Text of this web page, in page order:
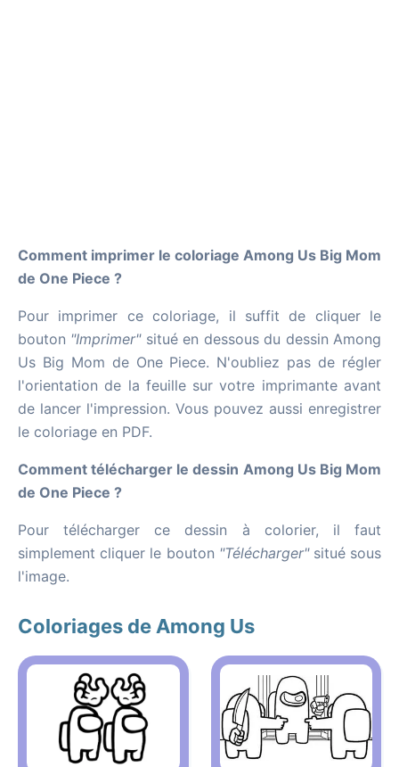
Comment imprimer le coloriage Among Us Big Mom
de One Piece ?
Pour imprimer ce coloriage, il suffit de cliquer le
bouton "Imprimer"situé en dessous du dessin Among
Us Big Mom de One Piece. N'oubliez pas de régler
l'orientation de la feuille sur votre imprimante avant
de lancer l'impression. Vous pouvez aussi enregistrer
le coloriage en PDF.
Comment télécharger le dessin Among Us Big Mom
de One Piece ?
Pour télécharger ce dessin à colorier, il faut
simplement cliquer le bouton "Télécharger"situé sous
l'image.
Coloriages de Among Us